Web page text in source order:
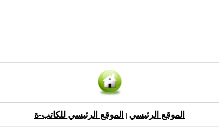
الموقع الرئيسي الموقع الرئيسي للكاتب-ة